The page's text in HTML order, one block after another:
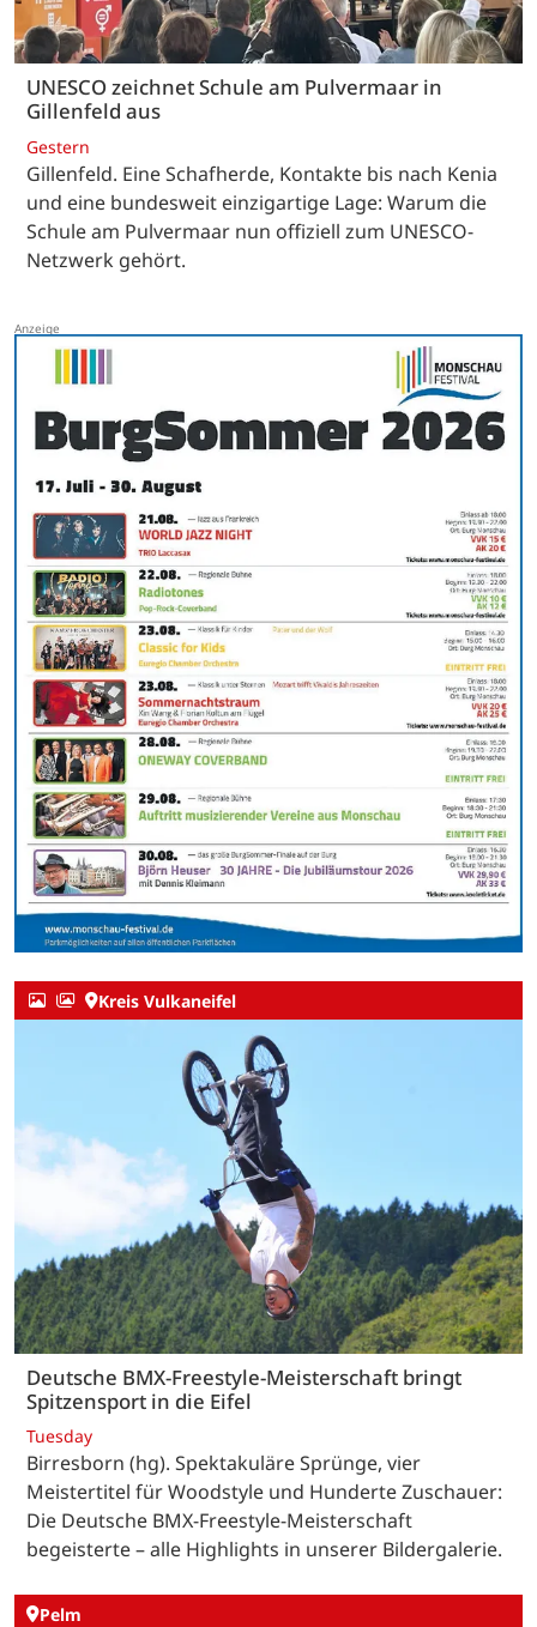
UNESCO zeichnet Schule am Pulvermaar in
Gillenfeld aus
Gestern
Gillenfeld. Eine Schafherde, Kontakte bis nach Kenia
und eine bundesweit einzigartige Lage: Warum die
Schule am Pulvermaar nun offiziell zum UNESCO-
Netzwerk gehört.
Kreis Vulkaneifel
Deutsche BMX-Freestyle-Meisterschaft bringt
Spitzensport in die Eifel
Tuesday
Birresborn (hg). Spektakuläre Sprünge, vier
Meistertitel für Woodstyle und Hunderte Zuschauer:
Die Deutsche BMX-Freestyle-Meisterschaft
begeisterte – alle Highlights in unserer Bildergalerie.
Pelm